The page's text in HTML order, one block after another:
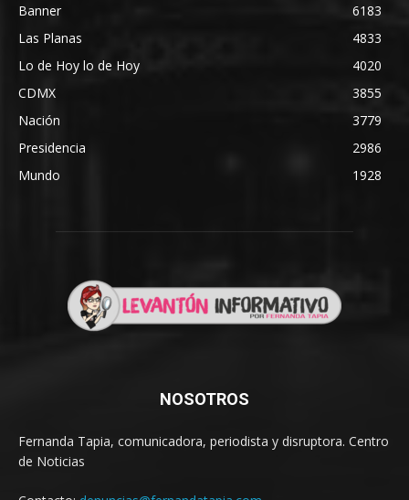
Banner
6183
Las Planas
4833
Lo de Hoy lo de Hoy
4020
CDMX
3855
Nación
3779
Presidencia
2986
Mundo
1928
NOSOTROS
Fernanda Tapia, comunicadora, periodista y disruptora. Centro
de Noticias